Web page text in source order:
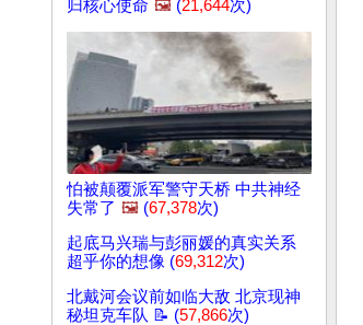
归核心使命 🖼️ (21,644次)
怕被颠覆派军警守天桥 中共神经
失常了 🖼️ (67,378次)
起底马兴瑞与彭丽媛的真实关系
超乎你的想像 (69,312次)
北戴河会议前如临大敌 北京现神
秘坦克车队 📝 (57,866次)